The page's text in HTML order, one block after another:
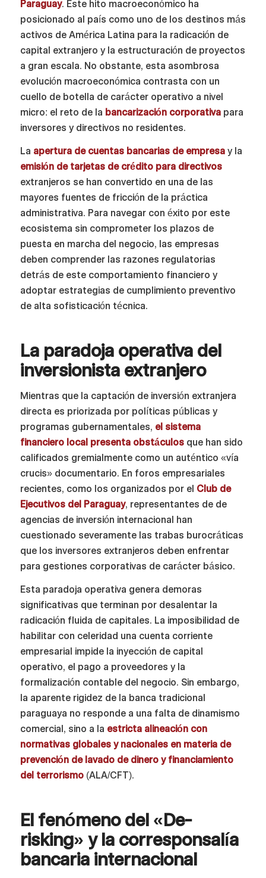
Paraguay. Este hito macroeconómico ha
posicionado al país como uno de los destinos más
activos de América Latina para la radicación de
capital extranjero y la estructuración de proyectos
a gran escala. No obstante, esta asombrosa
evolución macroeconómica contrasta con un
cuello de botella de carácter operativo a nivel
micro: el reto de la bancarización corporativapara
inversores y directivos no residentes.
La apertura de cuentas bancarias de empresay la
emisión de tarjetas de crédito para directivos
extranjeros se han convertido en una de las
mayores fuentes de fricción de la práctica
administrativa. Para navegar con éxito por este
ecosistema sin comprometer los plazos de
puesta en marcha del negocio, las empresas
deben comprender las razones regulatorias
detrás de este comportamiento financiero y
adoptar estrategias de cumplimiento preventivo
de alta sofisticación técnica.
La paradoja operativa del
inversionista extranjero
Mientras que la captación de inversión extranjera
directa es priorizada por políticas públicas y
programas gubernamentales, el sistema
financiero local presenta obstáculosque han sido
calificados gremialmente como un auténtico «vía
crucis» documentario. En foros empresariales
recientes, como los organizados por el Club de
Ejecutivos del Paraguay, representantes de de
agencias de inversión internacional han
cuestionado severamente las trabas burocráticas
que los inversores extranjeros deben enfrentar
para gestiones corporativas de carácter básico.
Esta paradoja operativa genera demoras
significativas que terminan por desalentar la
radicación fluida de capitales. La imposibilidad de
habilitar con celeridad una cuenta corriente
empresarial impide la inyección de capital
operativo, el pago a proveedores y la
formalización contable del negocio. Sin embargo,
la aparente rigidez de la banca tradicional
paraguaya no responde a una falta de dinamismo
comercial, sino a la estricta alineación con
normativas globales y nacionales en materia de
prevención de lavado de dinero y financiamiento
del terrorismo(ALA/CFT).
El fenómeno del «De-
risking» y la corresponsalía
bancaria internacional